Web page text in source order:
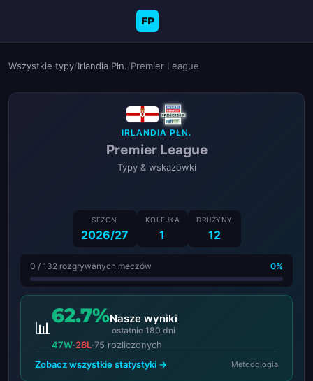
FP
Wszystkie typy/Irlandia Płn./Premier League
IRLANDIA PŁN.
Premier League
Typy & wskazówki
SEZON
2026/27
KOLEJKA
1
DRUŻYNY
12
0 / 132 rozgrywanych meczów 0%
📊
62.7%Nasze wyniki
ostatnie 180 dni
47W·28L·75 rozliczonych
Zobacz wszystkie statystyki →
Metodologia